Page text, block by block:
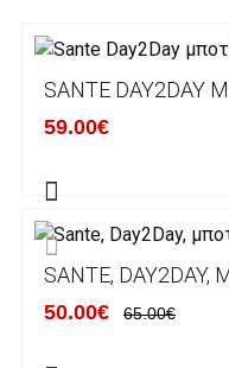
Λογαριασμό.
κάποιον απο τους
λογαριασμούς:
ΕΞΟΔΑ
ΕΛΛΑΔΑ
SANTE DAY2DAY
59.00€
SANTE,
50.00€ 65.00€